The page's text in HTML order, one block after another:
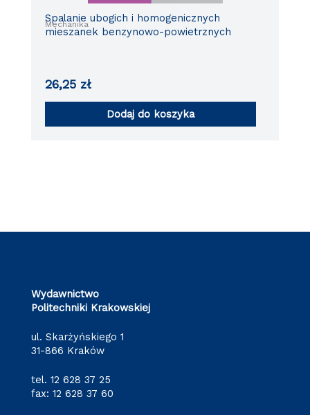
Mechanika
Spalanie ubogich i homogenicznych
mieszanek benzynowo-powietrznych
26,25 zł
Dodaj do koszyka
Wydawnictwo
Politechniki Krakowskiej
ul. Skarżyńskiego 1
31-866 Kraków
tel. 12 628 37 25
fax: 12 628 37 60